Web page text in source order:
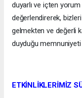
duyarlı ve içten
değerlendirerek,
gelmekten ve değerli
duyduğu memnuniyeti
ETKİNLİKLERİMİZ